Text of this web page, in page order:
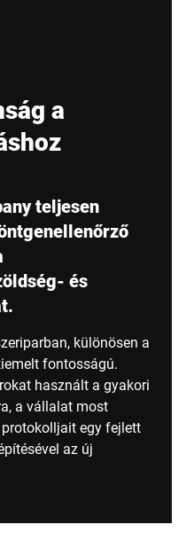
a
teljesen
és
különösen a
fontosságú.
használt a gyakori
a vállalat most
egy fejlett
az új